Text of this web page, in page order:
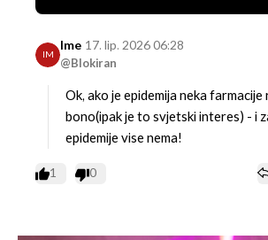
IM
Ime
@Blokiran
17. lip. 2026 06:28
Ok, ako je epidemija neka farmacije
bono(ipak je to svjetski interes) - i
epidemije vise nema!
1 0